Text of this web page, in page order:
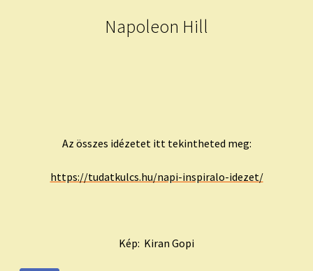
Napoleon Hill
Az összes idézetet itt tekintheted meg:
https://tudatkulcs.hu/napi-inspiralo-idezet/
Kép: Kiran Gopi